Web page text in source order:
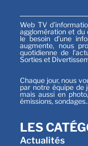
Web TV
agglomération et du
le besoin d’une
augmente, nous
quotidienne de
Sorties et
Chaque jour, nous
par notre équipe de
mais aussi en
émissions,
LES
Actualités